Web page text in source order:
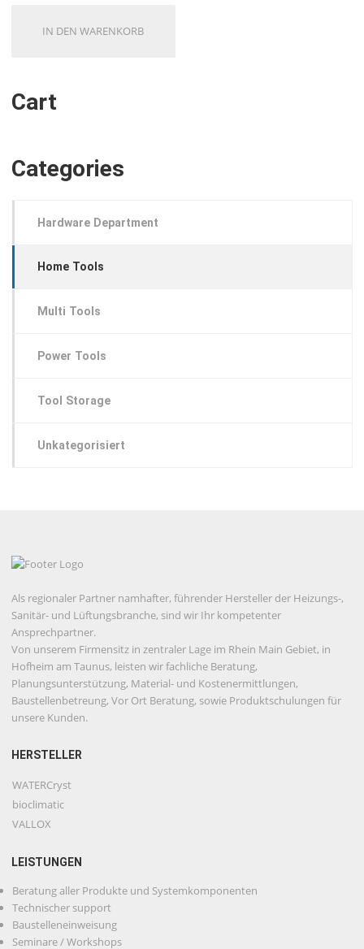
IN DEN WARENKORB
Cart
Categories
Hardware Department
Home Tools
Multi Tools
Power Tools
Tool Storage
Unkategorisiert
Als regionaler Partner namhafter, führender Hersteller der Heizungs-,
Sanitär- und Lüftungsbranche, sind wir Ihr kompetenter
Ansprechpartner.
Von unserem Firmensitz in zentraler Lage im Rhein Main Gebiet, in
Hofheim am Taunus, leisten wir fachliche Beratung,
Planungsunterstützung, Material- und Kostenermittlungen,
Baustellenbetreung, Vor Ort Beratung, sowie Produktschulungen für
unsere Kunden.
HERSTELLER
WATERCryst
bioclimatic
VALLOX
LEISTUNGEN
Beratung aller Produkte und Systemkomponenten
Technischer support
Baustelleneinweisung
Seminare / Workshops